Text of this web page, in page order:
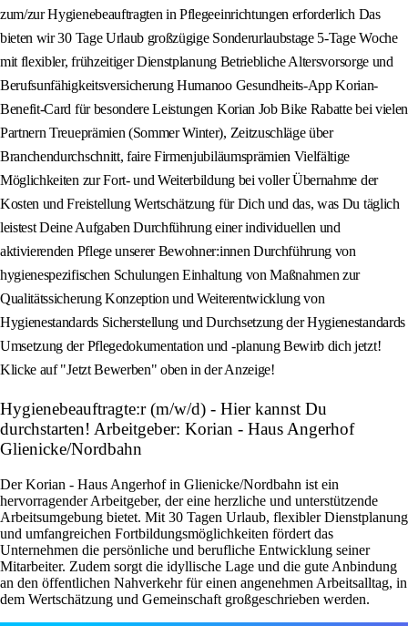
zum/zur Hygienebeauftragten in Pflegeeinrichtungen erforderlich Das
bieten wir 30 Tage Urlaub großzügige Sonderurlaubstage 5-Tage Woche
mit flexibler, frühzeitiger Dienstplanung Betriebliche Altersvorsorge und
Berufsunfähigkeitsversicherung Humanoo Gesundheits-App Korian-
Benefit-Card für besondere Leistungen Korian Job Bike Rabatte bei vielen
Partnern Treueprämien (Sommer Winter), Zeitzuschläge über
Branchendurchschnitt, faire Firmenjubiläumsprämien Vielfältige
Möglichkeiten zur Fort- und Weiterbildung bei voller Übernahme der
Kosten und Freistellung Wertschätzung für Dich und das, was Du täglich
leistest Deine Aufgaben Durchführung einer individuellen und
aktivierenden Pflege unserer Bewohner:innen Durchführung von
hygienespezifischen Schulungen Einhaltung von Maßnahmen zur
Qualitätssicherung Konzeption und Weiterentwicklung von
Hygienestandards Sicherstellung und Durchsetzung der Hygienestandards
Umsetzung der Pflegedokumentation und -planung Bewirb dich jetzt!
Klicke auf "Jetzt Bewerben" oben in der Anzeige!
Hygienebeauftragte:r (m/w/d) - Hier kannst Du
durchstarten! Arbeitgeber: Korian - Haus Angerhof
Glienicke/Nordbahn
Der Korian - Haus Angerhof in Glienicke/Nordbahn ist ein
hervorragender Arbeitgeber, der eine herzliche und unterstützende
Arbeitsumgebung bietet. Mit 30 Tagen Urlaub, flexibler Dienstplanung
und umfangreichen Fortbildungsmöglichkeiten fördert das
Unternehmen die persönliche und berufliche Entwicklung seiner
Mitarbeiter. Zudem sorgt die idyllische Lage und die gute Anbindung
an den öffentlichen Nahverkehr für einen angenehmen Arbeitsalltag, in
dem Wertschätzung und Gemeinschaft großgeschrieben werden.